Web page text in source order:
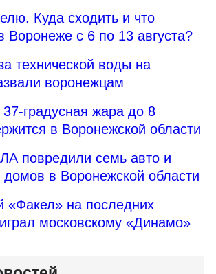
Куда сходить и что
Воронеже с 6 по 13 августа?
технической воды на
воронежцам
градусная жара до 8
в Воронежской области
повредили семь авто и
домов в Воронежской области
«Факел» на последних
московскому «Динамо»